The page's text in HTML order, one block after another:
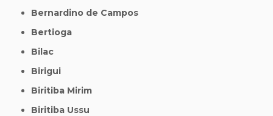
Bernardino de Campos
Bertioga
Bilac
Birigui
Biritiba Mirim
Biritiba Ussu